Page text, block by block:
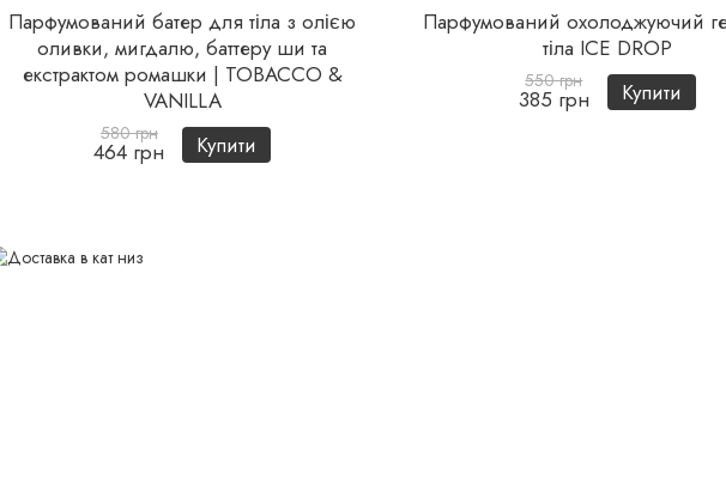
Парфумований батер для тіла з олією
оливки, мигдалю, баттеру ши та
екстрактом ромашки | TOBACCO &
VANILLA
580 грн
464 грн Купити
Парфумований охолоджуючий
тіла ICE DROP
550 грн
385 грн Купити